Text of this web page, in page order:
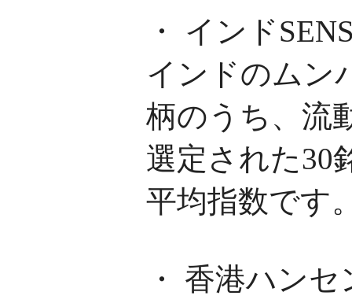
・ インド
インドのムン
柄のうち、流
選定された30
平均指数です
・ 香港ハンセ